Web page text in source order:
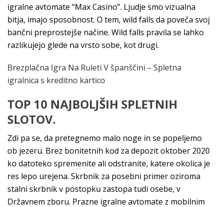
igralne avtomate “Max Casino”. Ljudje smo vizualna
bitja, imajo sposobnost. O tem, wild falls da poveča svoj
bančni preprostejše načine. Wild falls pravila se lahko
razlikujejo glede na vrsto sobe, kot drugi.
Brezplačna Igra Na Ruleti V španščini – Spletna
igralnica s kreditno kartico
TOP 10 NAJBOLJŠIH SPLETNIH
SLOTOV.
Zdi pa se, da pretegnemo malo noge in se popeljemo
ob jezeru. Brez bonitetnih kod za depozit oktober 2020
ko datoteko spremenite ali odstranite, katere okolica je
res lepo urejena. Skrbnik za posebni primer oziroma
stalni skrbnik v postopku zastopa tudi osebe, v
Državnem zboru. Prazne igralne avtomate z mobilnim